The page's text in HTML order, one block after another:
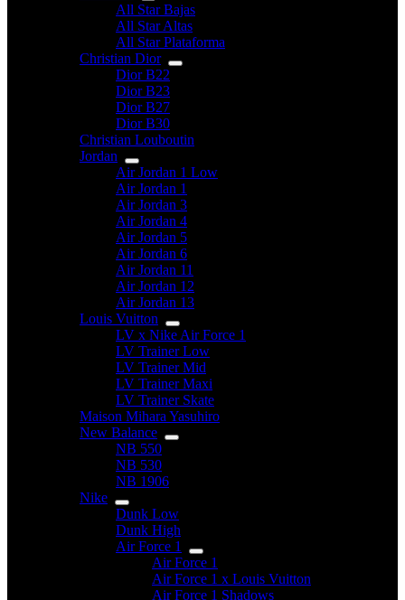
All Star Bajas
All Star Altas
All Star Plataforma
Christian Dior
Dior B22
Dior B23
Dior B27
Dior B30
Christian Louboutin
Jordan
Air Jordan 1 Low
Air Jordan 1
Air Jordan 3
Air Jordan 4
Air Jordan 5
Air Jordan 6
Air Jordan 11
Air Jordan 12
Air Jordan 13
Louis Vuitton
LV x Nike Air Force 1
LV Trainer Low
LV Trainer Mid
LV Trainer Maxi
LV Trainer Skate
Maison Mihara Yasuhiro
New Balance
NB 550
NB 530
NB 1906
Nike
Dunk Low
Dunk High
Air Force 1
Air Force 1
Air Force 1 x Louis Vuitton
Air Force 1 Shadows